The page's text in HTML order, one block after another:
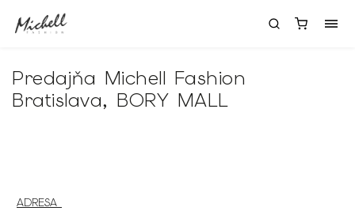
Predajňa Michell Fashion
Bratislava, BORY MALL
ADRESA